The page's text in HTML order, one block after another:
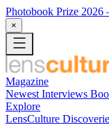
Photobook Prize 2026
×
Magazine
Newest Interviews
Explore
LensCulture